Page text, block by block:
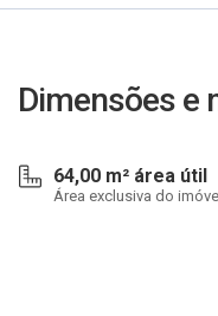
Dimensões e
64,00 m² área útil
Área exclusiva do